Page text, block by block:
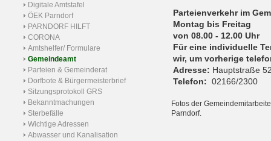
Digitale Amtstafel
ÖEK Parndorf
PARNDORF HILFT
CORONA
Amtshelfer/ Formulare
Gemeindeamt
Parteien & Gemeinderat
Dorfbote & Bürgermeisterbrief
Sitzungsprotokoll GRS
Bekanntmachungen
Sterbefälle
Wichtige Adressen
Abwasser und Kanalisation
Parteienverkehr
Montag bis Freitag
von 08.00 - 12.00 Uhr
Für eine individuelle
wir, um vorherige
Adresse: Hauptstraße
Telefon: 02166/2300
Fotos der
Parndorf.